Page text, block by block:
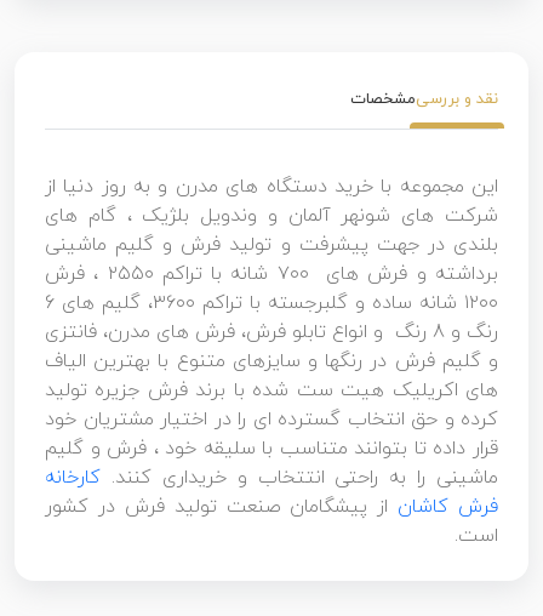
نقد و بررسیمشخصات
این مجموعه با خرید دستگاه های مدرن و به روز دنیا از
شرکت های شونهر آلمان و وندویل بلژیک ، گام های
بلندی در جهت پیشرفت و تولید فرش و گلیم ماشینی
برداشته و فرش های ۷۰۰ شانه با تراکم ۲۵۵۰ ، فرش
۱۲۰۰ شانه ساده و گلبرجسته با تراکم ۳۶۰۰، گلیم های 6
رنگ و 8 رنگ و انواع تابلو فرش، فرش های مدرن، فانتزی
و گلیم فرش در رنگها و سایزهای متنوع با بهترین الیاف
های اکریلیک هیت ست شده با برند فرش جزیره تولید
کرده و حق انتخاب گسترده ای را در اختیار مشتریان خود
قرار داده تا بتوانند متناسب با سلیقه خود ، فرش و گلیم
ماشینی را به راحتی انتتخاب و خریداری کنند. کارخانه
فرش کاشان از پیشگامان صنعت تولید فرش در کشور
است.